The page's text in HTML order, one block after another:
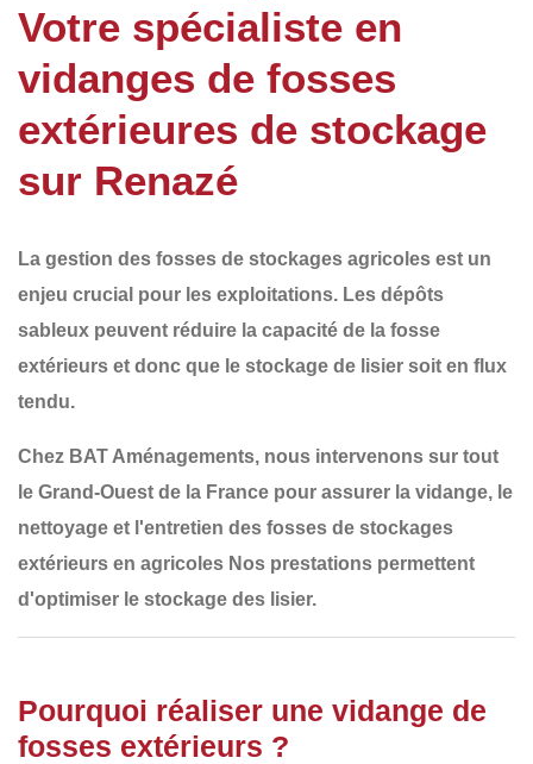
Votre spécialiste en
vidanges de fosses
extérieures de stockage
sur Renazé
La gestion des fosses de stockages agricoles est un
enjeu crucial pour les exploitations. Les dépôts
sableux peuvent réduire la capacité de la fosse
extérieurs et donc que le stockage de lisier soit en flux
tendu.
Chez BAT Aménagements, nous intervenons sur tout
le Grand-Ouest de la France pour assurer la vidange, le
nettoyage et l'entretien des fosses de stockages
extérieurs en agricoles Nos prestations permettent
d'optimiser le stockage des lisier.
Pourquoi réaliser une vidange de
fosses extérieurs ?